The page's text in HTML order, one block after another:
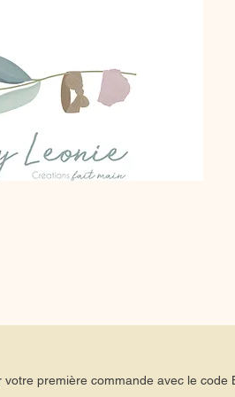
première commande avec le code